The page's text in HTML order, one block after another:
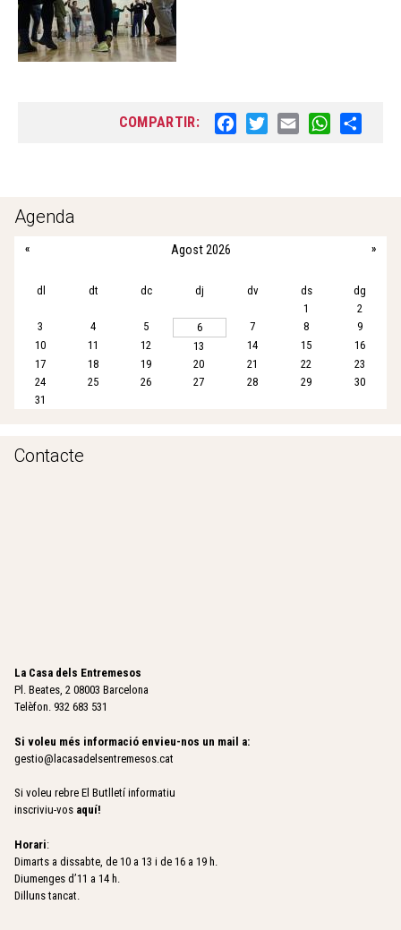
COMPARTIR:
Agenda
Agost 2026
« »
dl dt dc dj dv ds
dg
1
2
3
4 5 6 7 8
9
10
11 12 13 14 15
16
17
18 19 20 21 22
23
24
25 26 27 28 29
30
31
Contacte
La Casa dels Entremesos
Pl. Beates, 2 08003 Barcelona
Telèfon. 932 683 531
Si voleu més informació envieu-nos un mail a:
gestio@lacasadelsentremesos.cat
Si voleu rebre El Butlletí informatiu
inscriviu-vos aquí!
Horari:
Dimarts a dissabte, de 10 a 13 i de 16 a 19 h.
Diumenges d’11 a 14 h.
Dilluns tancat.